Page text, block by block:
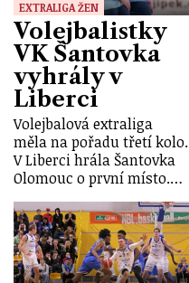
EXTRALIGA ŽEN
Volejbalistky
VK Šantovka
vyhrály v
Liberci
Volejbalová extraliga
měla na pořadu třetí kolo.
V Liberci hrála Šantovka
Olomouc o první místo.…